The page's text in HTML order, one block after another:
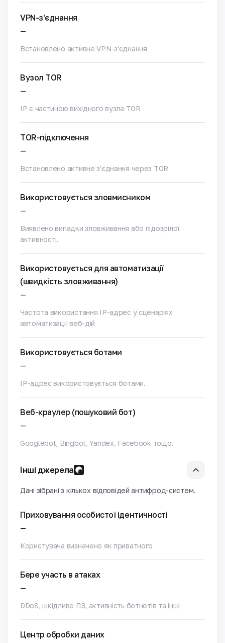
VPN-з'єднання
—
Встановлено активне VPN-з'єднання
Вузол TOR
—
IP є частиною вихідного вузла TOR
TOR-підключення
—
Встановлено активне з'єднання через TOR
Використовується зловмисником
—
Виявлено випадки зловживання або підозрілої
активності.
Використовується для автоматизації
(швидкість зловживання)
—
Частота використання IP-адрес у сценаріях
автоматизації веб-дій
Використовується ботами
—
IP-адрес використовується ботами.
Веб-краулер (пошуковий бот)
—
Googlebot, Bingbot, Yandex, Facebook тощо.
Інші джерела
Дані зібрані з кількох відповідей антифрод-систем.
Приховування особистої ідентичності
—
Користувача визначено як приватного
Бере участь в атаках
—
DDoS, шкідливе ПЗ, активність ботнетів та інші
Центр обробки даних